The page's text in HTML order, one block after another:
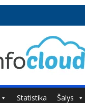
Statistika Šalys